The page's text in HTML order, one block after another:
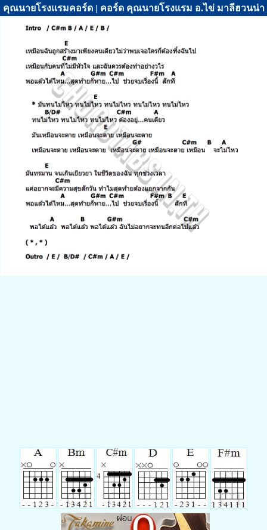
คุณนายโรงแรมคอร์ด | คอร์ด คุณนายโรงแรม อ.ไข่ มาลีฮวนน่า